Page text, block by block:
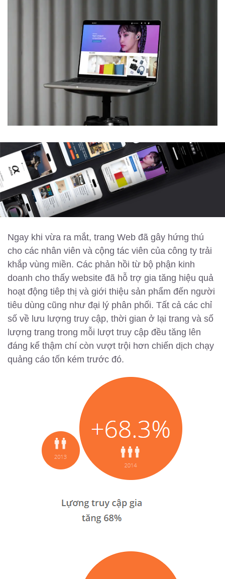
Ngay khi vừa ra mắt, trang Web đã gây hứng thú
cho các nhân viên và cộng tác viên của công ty trải
khắp vùng miền. Các phản hồi từ bộ phận kinh
doanh cho thấy website đã hỗ trợ gia tăng hiệu quả
hoạt động tiêp thị và giới thiệu sản phẩm đến người
tiêu dùng cũng như đại lý phân phối. Tất cả các chỉ
số về lưu lượng truy cập, thời gian ở lại trang và số
lượng trang trong mỗi lượt truy cập đều tăng lên
đáng kể thậm chí còn vượt trội hơn chiến dịch chạy
quảng cáo tốn kém trước đó.